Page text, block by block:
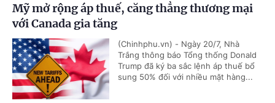
Mỹ mở rộng áp thuế, căng thẳng thương mại
với Canada gia tăng
(Chinhphu.vn) - Ngày 20/7, Nhà
Trắng thông báo Tổng thống Donald
Trump đã ký ba sắc lệnh áp thuế bổ
sung 50% đối với nhiều mặt hàng...